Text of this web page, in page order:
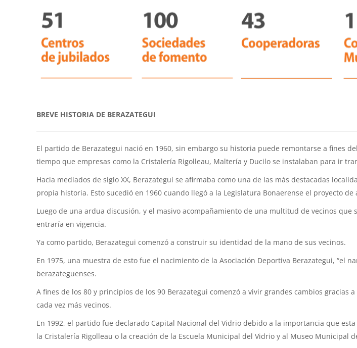
BREVE HISTORIA DE BERAZATEGUI
El partido de Berazategui nació en 1960, sin embargo su historia puede remontarse a fines
tiempo que empresas como la Cristalería Rigolleau, Maltería y Ducilo se instalaban para ir
Hacia mediados de siglo XX, Berazategui se afirmaba como una de las más destacadas
propia historia. Esto sucedió en 1960 cuando llegó a la Legislatura Bonaerense el proyecto
Luego de una ardua discusión, y el masivo acompañamiento de una multitud de vecinos
entraría en vigencia.
Ya como partido, Berazategui comenzó a construir su identidad de la mano de sus vecinos.
En 1975, una muestra de esto fue el nacimiento de la Asociación Deportiva Berazategui, “el
berazateguenses.
A fines de los 80 y principios de los 90 Berazategui comenzó a vivir grandes cambios
cada vez más vecinos.
En 1992, el partido fue declarado Capital Nacional del Vidrio debido a la importancia que
la Cristalería Rigolleau o la creación de la Escuela Municipal del Vidrio y al Museo Municipal